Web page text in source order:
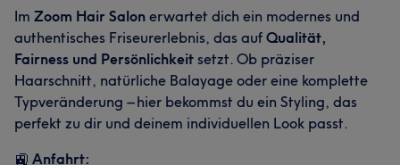
Im Zoom Hair Salon erwartet dich ein modernes und
authentisches Friseurerlebnis, das auf Qualität,
Fairness und Persönlichkeit setzt. Ob präziser
Haarschnitt, natürliche Balayage oder eine komplette
Typveränderung – hier bekommst du ein Styling, das
perfekt zu dir und deinem individuellen Look passt.
🚉 Anfahrt: